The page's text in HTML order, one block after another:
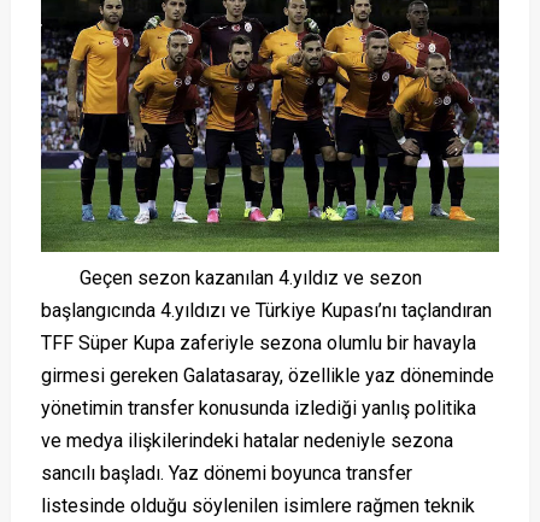
Geçen sezon kazanılan 4.yıldız ve sezon
başlangıcında 4.yıldızı ve Türkiye Kupası’nı taçlandıran
TFF Süper Kupa zaferiyle sezona olumlu bir havayla
girmesi gereken Galatasaray, özellikle yaz döneminde
yönetimin transfer konusunda izlediği yanlış politika
ve medya ilişkilerindeki hatalar nedeniyle sezona
sancılı başladı. Yaz dönemi boyunca transfer
listesinde olduğu söylenilen isimlere rağmen teknik